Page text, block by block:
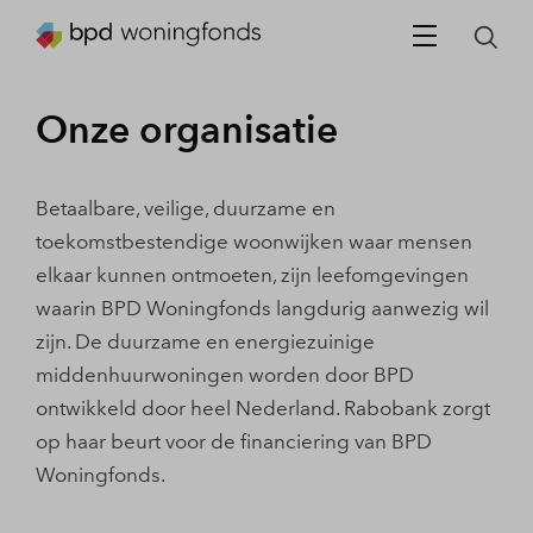
Onze organisatie
Betaalbare, veilige, duurzame en
toekomstbestendige woonwijken waar mensen
elkaar kunnen ontmoeten, zijn leefomgevingen
waarin BPD Woningfonds langdurig aanwezig wil
zijn. De duurzame en energiezuinige
middenhuurwoningen worden door BPD
ontwikkeld door heel Nederland. Rabobank zorgt
op haar beurt voor de financiering van BPD
Woningfonds.